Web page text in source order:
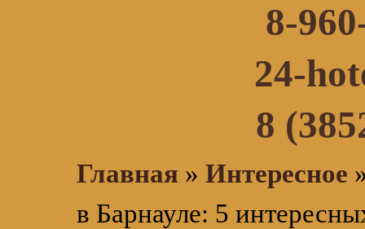
8-
24-
8
Главная »Интересное
в Барнауле: 5